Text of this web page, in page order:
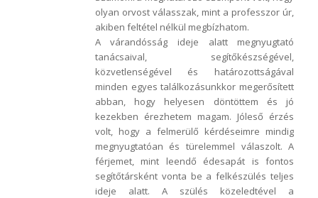
olyan orvost válasszak, mint a professzor úr,
akiben feltétel nélkül megbízhatom.
A várandósság ideje alatt megnyugtató
tanácsaival, segítőkészségével,
közvetlenségével és határozottságával
minden egyes találkozásunkkor megerősített
abban, hogy helyesen döntöttem és jó
kezekben érezhetem magam. Jóleső érzés
volt, hogy a felmerülő kérdéseimre mindig
megnyugtatóan és türelemmel válaszolt. A
férjemet, mint leendő édesapát is fontos
segítőtársként vonta be a felkészülés teljes
ideje alatt. A szülés közeledtével a